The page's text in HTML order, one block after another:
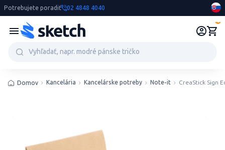
Potrebujete poradiť 02 4848 4040
Domov Kancelária Kancelárske potreby Note-it CreaStick Sign